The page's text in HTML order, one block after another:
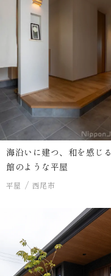
海沿いに建つ、和を感じ
館のような平屋
平屋 西尾市